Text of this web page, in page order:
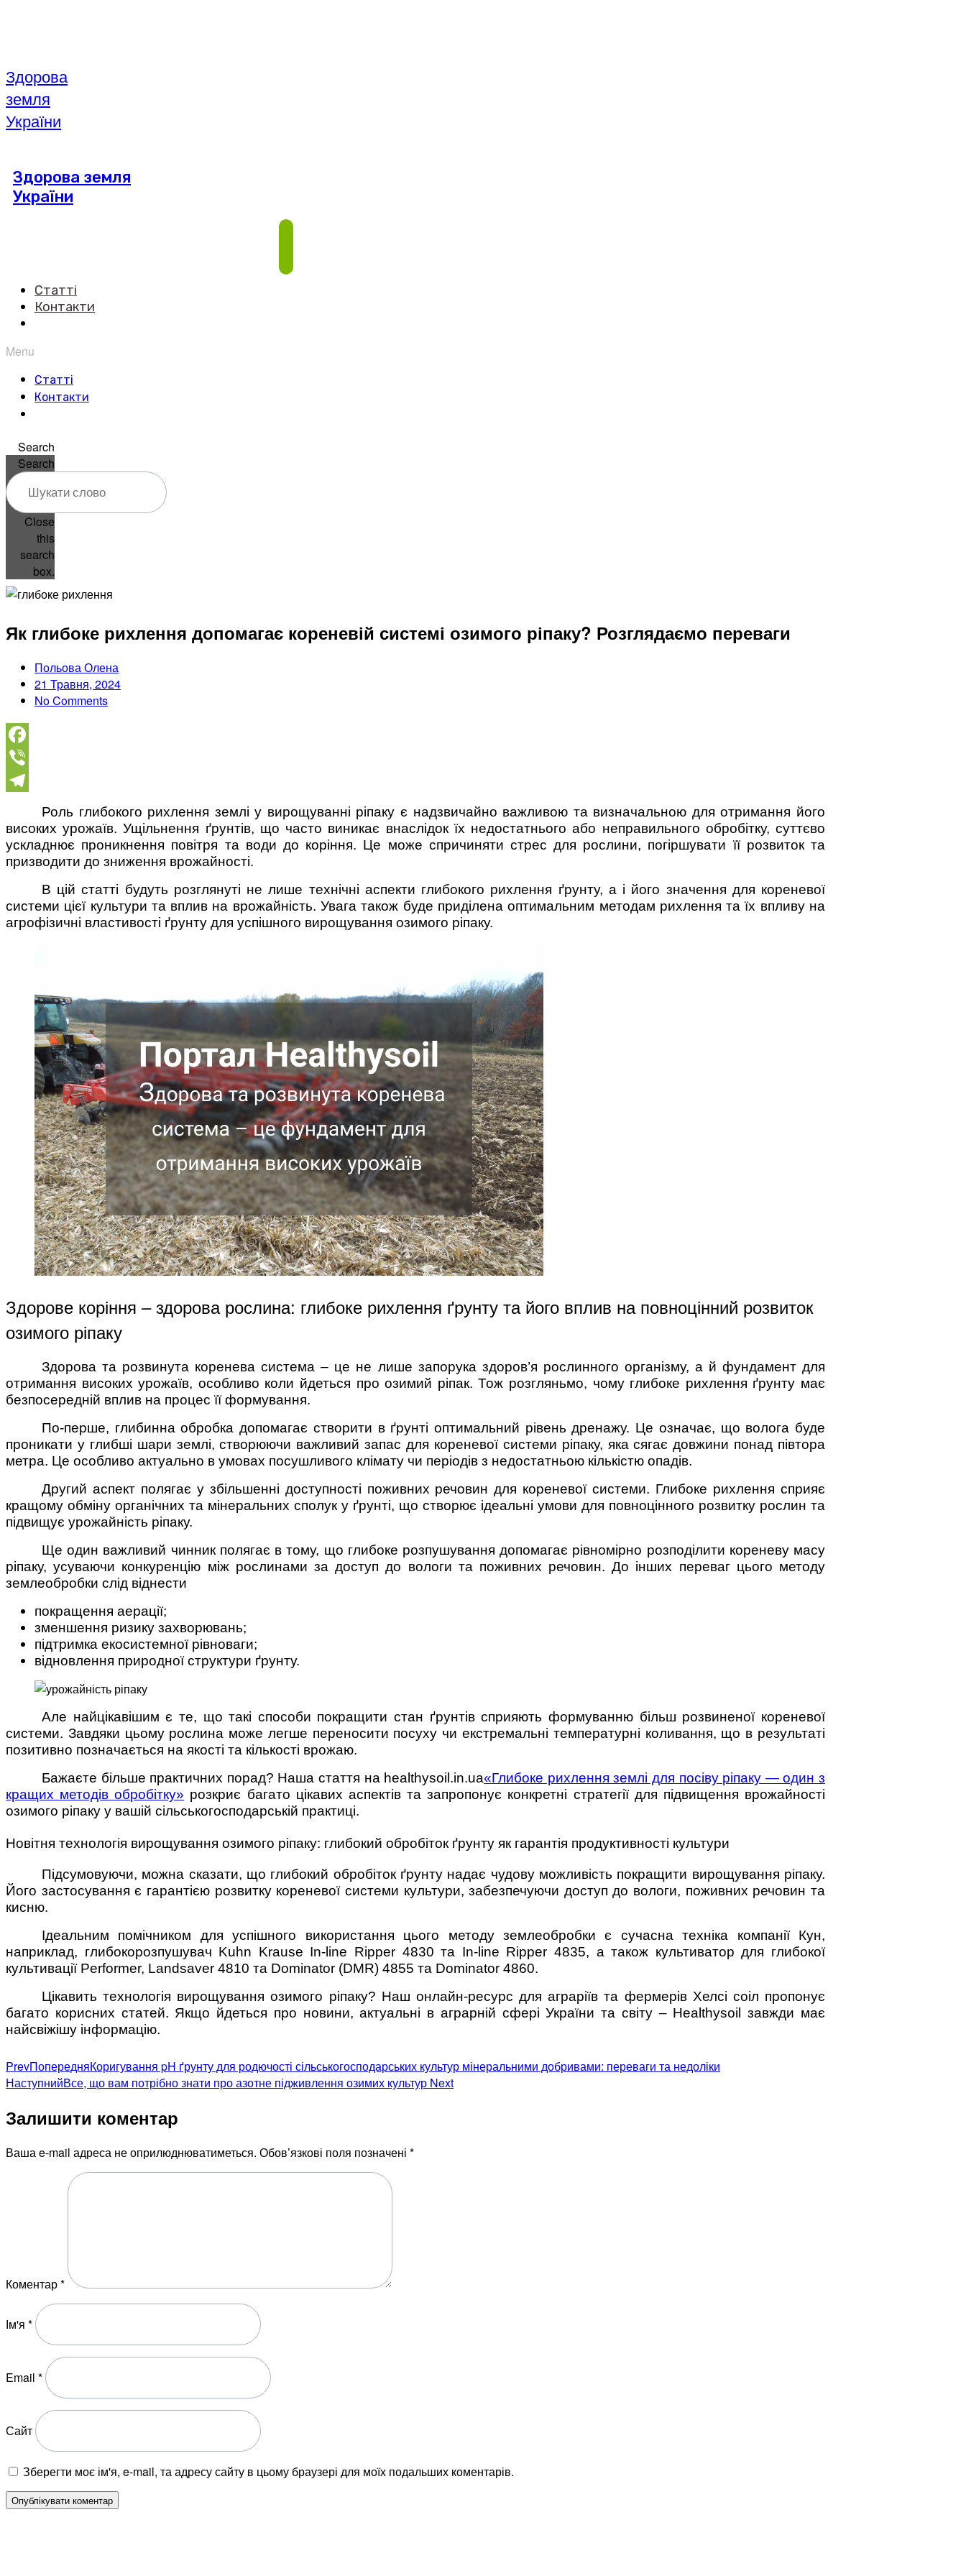
Здорова
земля
України
Здорова земля
України
Статті
Контакти
Menu
Статті
Контакти
Search
Search
Close
this
search
box.
Як глибоке рихлення допомагає кореневій системі озимого ріпаку? Розглядаємо переваги
Польова Олена
21 Травня, 2024
No Comments
Facebook
Viber
Telegram
Роль глибокого рихлення землі у вирощуванні ріпаку є надзвичайно важливою та визначальною для отримання його
високих урожаїв. Ущільнення ґрунтів, що часто виникає внаслідок їх недостатнього або неправильного обробітку, суттєво
ускладнює проникнення повітря та води до коріння. Це може спричиняти стрес для рослини, погіршувати її розвиток та
призводити до зниження врожайності.
В цій статті будуть розглянуті не лише технічні аспекти глибокого рихлення ґрунту, а і його значення для кореневої
системи цієї культури та вплив на врожайність. Увага також буде приділена оптимальним методам рихлення та їх впливу на
агрофізичні властивості ґрунту для успішного вирощування озимого ріпаку.
Здорове коріння – здорова рослина: глибоке рихлення ґрунту та його вплив на повноцінний розвиток
озимого ріпаку
Здорова та розвинута коренева система – це не лише запорука здоров’я рослинного організму, а й фундамент для
отримання високих урожаїв, особливо коли йдеться про озимий ріпак. Тож розгляньмо, чому глибоке рихлення ґрунту має
безпосередній вплив на процес її формування.
По-перше, глибинна обробка допомагає створити в ґрунті оптимальний рівень дренажу. Це означає, що волога буде
проникати у глибші шари землі, створюючи важливий запас для кореневої системи ріпаку, яка сягає довжини понад півтора
метра. Це особливо актуально в умовах посушливого клімату чи періодів з недостатньою кількістю опадів.
Другий аспект полягає у збільшенні доступності поживних речовин для кореневої системи. Глибоке рихлення сприяє
кращому обміну органічних та мінеральних сполук у ґрунті, що створює ідеальні умови для повноцінного розвитку рослин та
підвищує урожайність ріпаку.
Ще один важливий чинник полягає в тому, що глибоке розпушування допомагає рівномірно розподілити кореневу масу
ріпаку, усуваючи конкуренцію між рослинами за доступ до вологи та поживних речовин. До інших переваг цього методу
землеобробки слід віднести
покращення аерації;
зменшення ризику захворювань;
підтримка екосистемної рівноваги;
відновлення природної структури ґрунту.
Але найцікавішим є те, що такі способи покращити стан ґрунтів сприяють формуванню більш розвиненої кореневої
системи. Завдяки цьому рослина може легше переносити посуху чи екстремальні температурні коливання, що в результаті
позитивно позначається на якості та кількості врожаю.
Бажаєте більше практичних порад? Наша стаття на healthysoil.in.ua«Глибоке рихлення землі для посіву ріпаку — один з
кращих методів обробітку» розкриє багато цікавих аспектів та запропонує конкретні стратегії для підвищення врожайності
озимого ріпаку у вашій сільськогосподарській практиці.
Новітня технологія вирощування озимого ріпаку: глибокий обробіток ґрунту як гарантія продуктивності культури
Підсумовуючи, можна сказати, що глибокий обробіток ґрунту надає чудову можливість покращити вирощування ріпаку.
Його застосування є гарантією розвитку кореневої системи культури, забезпечуючи доступ до вологи, поживних речовин та
кисню.
Ідеальним помічником для успішного використання цього методу землеобробки є сучасна техніка компанії Кун,
наприклад, глибокорозпушувач Kuhn Krause In-line Ripper 4830 та In-line Ripper 4835, а також культиватор для глибокої
культивації Performer, Landsaver 4810 та Dominator (DMR) 4855 та Dominator 4860.
Цікавить технологія вирощування озимого ріпаку? Наш онлайн-ресурс для аграріїв та фермерів Хелсі соіл пропонує
багато корисних статей. Якщо йдеться про новини, актуальні в аграрній сфері України та світу – Healthysoil завжди має
найсвіжішу інформацію.
PrevПопередняКоригування pH ґрунту для родючості сільськогосподарських культур мінеральними добривами: переваги та недоліки
НаступнийВсе, що вам потрібно знати про азотне підживлення озимих культур Next
Залишити коментар
Ваша e-mail адреса не оприлюднюватиметься. Обов’язкові поля позначені *
Коментар*
Ім'я *
Email *
Сайт
Зберегти моє ім'я, e-mail, та адресу сайту в цьому браузері для моїх подальших коментарів.